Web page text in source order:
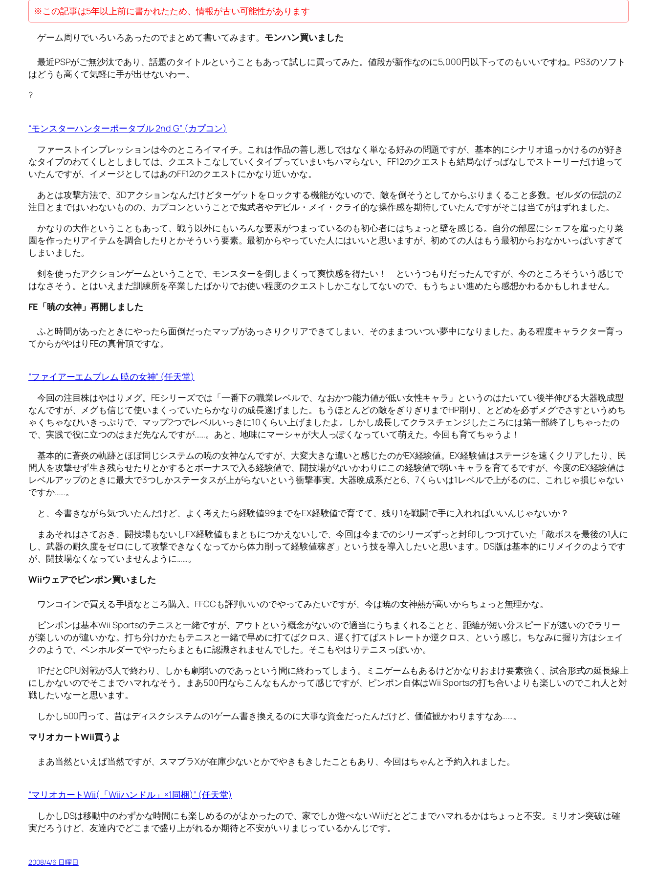
※この記事は5年以上前に書かれたため、情報が古い可能性があります
ゲーム周りでいろいろあったのでまとめて書いてみます。 モンハン買いました
最近PSPがご無沙汰であり、話題のタイトルということもあって試しに買ってみた。値段が新作なのに5,000円以下ってのもいいですね。PS3のソフト
はどうも高くて気軽に手が出せないわー。
?
“モンスターハンターポータブル2nd G” (カプコン)
ファーストインプレッションは今のところイマイチ。これは作品の善し悪しではなく単なる好みの問題ですが、基本的にシナリオ追っかけるのが好き
なタイプのわてくしとしましては、クエストこなしていくタイプっていまいちハマらない。FF12のクエストも結局なげっぱなしでストーリーだけ追って
いたんですが、イメージとしてはあのFF12のクエストにかなり近いかな。
あとは攻撃方法で、3Dアクションなんだけどターゲットをロックする機能がないので、敵を倒そうとしてからぶりまくること多数。ゼルダの伝説のZ
注目とまではいわないものの、カプコンということで鬼武者やデビル・メイ・クライ的な操作感を期待していたんですがそこは当てがはずれました。
かなりの大作ということもあって、戦う以外にもいろんな要素がつまっているのも初心者にはちょっと壁を感じる。自分の部屋にシェフを雇ったり菜
園を作ったりアイテムを調合したりとかそういう要素。最初からやっていた人にはいいと思いますが、初めての人はもう最初からおなかいっぱいすぎて
しまいました。
剣を使ったアクションゲームということで、モンスターを倒しまくって爽快感を得たい！ というつもりだったんですが、今のところそういう感じで
はなさそう。とはいえまだ訓練所を卒業したばかりでお使い程度のクエストしかこなしてないので、もうちょい進めたら感想かわるかもしれません。
FE 「暁の女神」再開しました
ふと時間があったときにやったら面倒だったマップがあっさりクリアできてしまい、そのままついつい夢中になりました。ある程度キャラクター育っ
てからがやはりFEの真骨頂ですな。
“ファイアーエムブレム 暁の女神” (任天堂)
今回の注目株はやはりメグ。FEシリーズでは「一番下の職業レベルで、なおかつ能力値が低い女性キャラ」というのはたいてい後半伸びる大器晩成型
なんですが、メグも信じて使いまくっていたらかなりの成長遂げました。もうほとんどの敵をぎりぎりまでHP削り、とどめを必ずメグでさすというめち
ゃくちゃなひいきっぷりで、マップ2つでレベルいっきに10くらい上げましたよ。しかし成長してクラスチェンジしたころには第一部終了しちゃったの
で、実践で役に立つのはまだ先なんですが……。あと、地味にマーシャが大人っぽくなっていて萌えた。今回も育てちゃうよ！
基本的に蒼炎の軌跡とほぼ同じシステムの暁の女神なんですが、大変大きな違いと感じたのがEX経験値。EX経験値はステージを速くクリアしたり、民
間人を攻撃せず生き残らせたりとかするとボーナスで入る経験値で、闘技場がないかわりにこの経験値で弱いキャラを育てるですが、今度のEX経験値は
レベルアップのときに最大で3つしかステータスが上がらないという衝撃事実。大器晩成系だと6、7くらいは1レベルで上がるのに、これじゃ損じゃない
ですか……。
と、今書きながら気づいたんだけど、よく考えたら経験値99までをEX経験値で育てて、残り1を戦闘で手に入れればいいんじゃないか？
まあそれはさておき、闘技場もないしEX経験値もまともにつかえないしで、今回は今までのシリーズずっと封印しつづけていた「敵ボスを最後の1人に
し、武器の耐久度をゼロにして攻撃できなくなってから体力削って経験値稼ぎ」という技を導入したいと思います。DS版は基本的にリメイクのようです
が、闘技場なくなっていませんように……。
Wiiウェアでピンポン買いました
ワンコインで買える手頃なところ購入。FFCCも評判いいのでやってみたいですが、今は暁の女神熱が高いからちょっと無理かな。
ピンポンは基本Wii Sportsのテニスと一緒ですが、アウトという概念がないので適当にうちまくれることと、距離が短い分スピードが速いのでラリー
が楽しいのが違いかな。打ち分けかたもテニスと一緒で早めに打てばクロス、遅く打てばストレートか逆クロス、という感じ。ちなみに握り方はシェイ
クのようで、ペンホルダーでやったらまともに認識されませんでした。そこもやはりテニスっぽいか。
1PだとCPU対戦が3人で終わり、しかも劇弱いのであっという間に終わってしまう。ミニゲームもあるけどかなりおまけ要素強く、試合形式の延長線上
にしかないのでそこまでハマれなそう。まあ500円ならこんなもんかって感じですが、ピンポン自体はWii Sportsの打ち合いよりも楽しいのでこれ人と対
戦したいなーと思います。
しかし500円って、昔はディスクシステムの1ゲーム書き換えるのに大事な資金だったんだけど、価値観かわりますなあ……。
マリオカートWii買うよ
まあ当然といえば当然ですが、スマブラXが在庫少ないとかでやきもきしたこともあり、今回はちゃんと予約入れました。
“マリオカートWii( 「Wiiハンドル」 ×1同梱)” (任天堂)
しかしDSは移動中のわずかな時間にも楽しめるのがよかったので、家でしか遊べないWiiだとどこまでハマれるかはちょっと不安。ミリオン突破は確
実だろうけど、友達内でどこまで盛り上がれるか期待と不安がいりまじっているかんじです。
2008/4/6 日曜日